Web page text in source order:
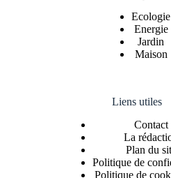
Ecologie
Energie
Jardin
Maison
Liens utiles
Contact
La
Plan du
Politique de
Politique de